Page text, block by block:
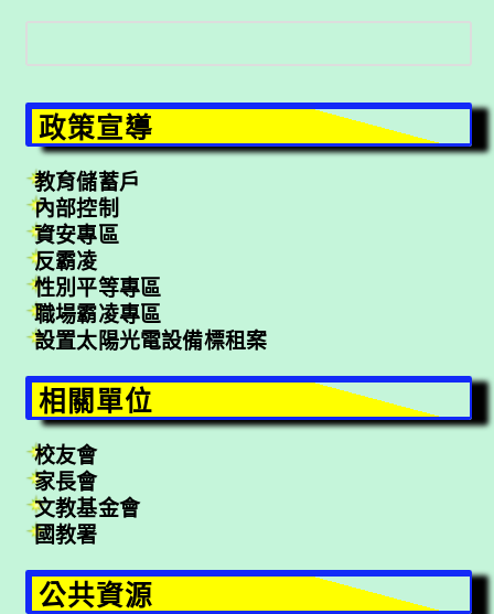
搜
尋
政策宣導
教育儲蓄戶
內部控制
資安專區
反霸凌
性別平等專區
職場霸凌專區
設置太陽光電設備標租案
相關單位
校友會
家長會
文教基金會
國教署
公共資源